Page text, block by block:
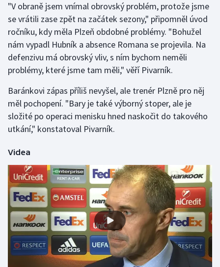
Moderní pětiboj
Motorsport
Olympijské hry
Parasport
Plavání
Plážový volejbal
Ragby
Rychlobruslení
Rychlostní kanoistika
Short track
Sportovní střelba
"V obraně jsem vnímal obrovský problém, protože jsme
se vrátili zase zpět na začátek sezony," připomněl úvod
ročníku, kdy měla Plzeň obdobné problémy. "Bohužel
nám vypadl Hubník a absence Romana se projevila. Na
defenzivu má obrovský vliv, s ním bychom neměli
problémy, které jsme tam měli," věří Pivarník.
Baránkovi zápas příliš nevyšel, ale trenér Plzně pro něj
měl pochopení. "Bary je také výborný stoper, ale je
složité po operaci menisku hned naskočit do takového
utkání," konstatoval Pivarník.
Videa